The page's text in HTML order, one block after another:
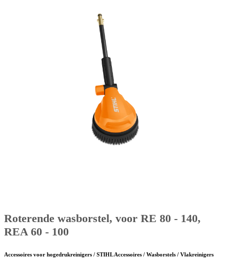
Roterende wasborstel, voor RE 80 - 140,
REA 60 - 100
Accessoires voor hogedrukreinigers / STIHL Accessoires / Wasborstels / Vlakreinigers